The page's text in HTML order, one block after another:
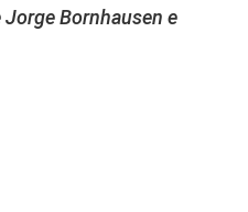
Bornhausen e